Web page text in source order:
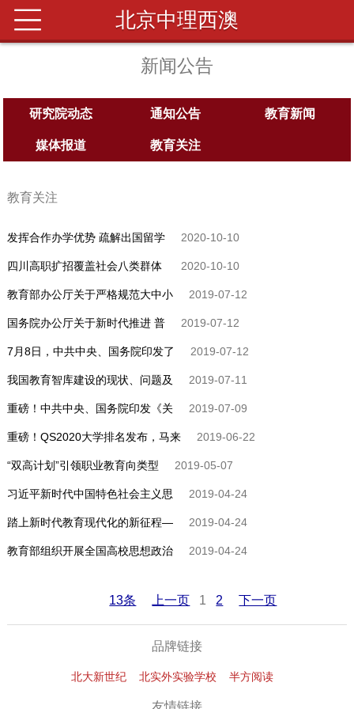
北京中理西澳
新闻公告
研究院动态 通知公告 教育新闻
媒体报道 教育关注
教育关注
发挥合作办学优势 疏解出国留学 2020-10-10
四川高职扩招覆盖社会八类群体 2020-10-10
教育部办公厅关于严格规范大中小 2019-07-12
国务院办公厅关于新时代推进 普 2019-07-12
7月8日，中共中央、国务院印发了 2019-07-12
我国教育智库建设的现状、问题及 2019-07-11
重磅！中共中央、国务院印发《关 2019-07-09
重磅！QS2020大学排名发布，马来 2019-06-22
“双高计划”引领职业教育向类型 2019-05-07
习近平新时代中国特色社会主义思 2019-04-24
踏上新时代教育现代化的新征程— 2019-04-24
教育部组织开展全国高校思想政治 2019-04-24
13条 上一页 1 2 下一页
品牌链接
北大新世纪 北实外实验学校 半方阅读